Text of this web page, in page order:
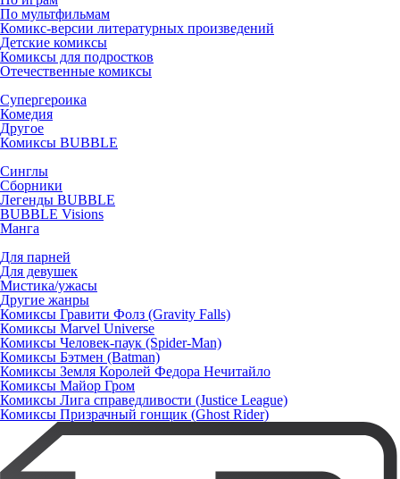
По мультфильмам
Комикс-версии литературных произведений
Детские комиксы
Комиксы для подростков
Отечественные комиксы
Супергероика
Комедия
Другое
Комиксы BUBBLE
Синглы
Сборники
Легенды BUBBLE
BUBBLE Visions
Манга
Для парней
Для девушек
Мистика/ужасы
Другие жанры
Комиксы Гравити Фолз (Gravity Falls)
Комиксы Marvel Universe
Комиксы Человек-паук (Spider-Man)
Комиксы Бэтмен (Batman)
Комиксы Земля Королей Федора Нечитайло
Комиксы Майор Гром
Комиксы Лига справедливости (Justice League)
Комиксы Призрачный гонщик (Ghost Rider)